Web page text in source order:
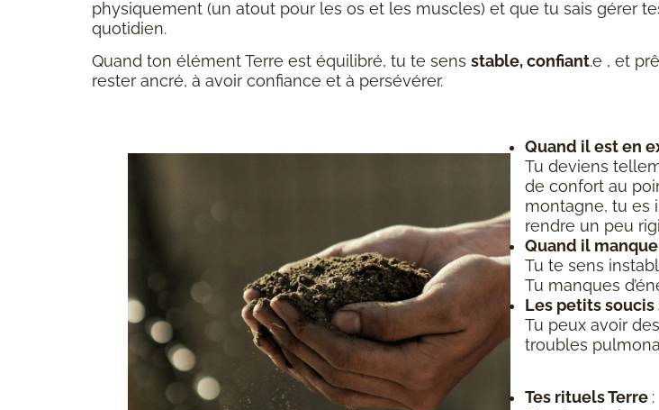
physiquement (un atout pour les os et les muscles) et que tu sais gérer
quotidien.
Quand ton élément Terre est équilibré, tu te sens stable, confiant.e , et
rester ancré, à avoir confiance et à persévérer.
Quand il est en
Tu deviens
de confort au
montagne, tu es
rendre un peu
Quand il manque
Tu te sens
Tu manques
Les petits
Tu peux avoir
troubles
Tes rituels Terre :